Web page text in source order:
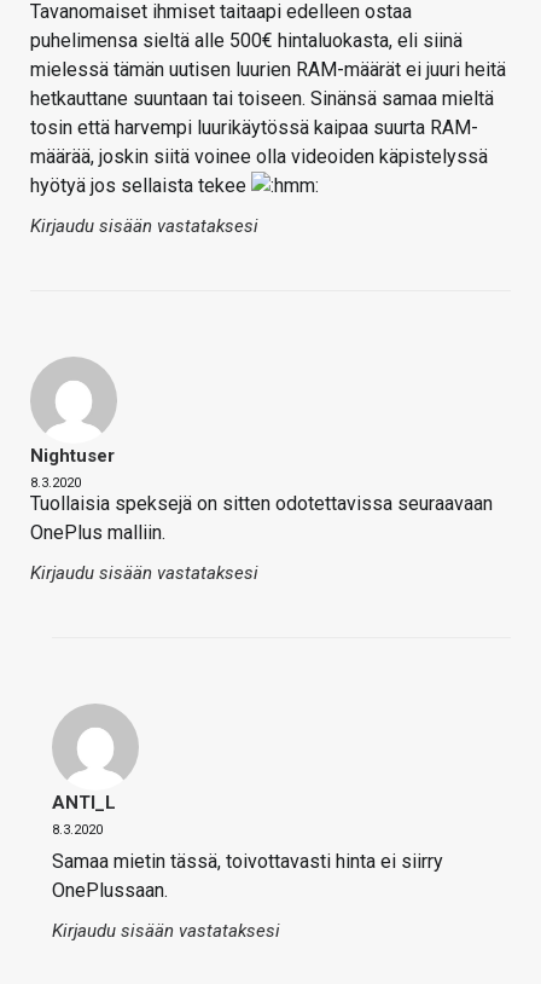
Tavanomaiset ihmiset taitaapi edelleen ostaa
puhelimensa sieltä alle 500€ hintaluokasta, eli siinä
mielessä tämän uutisen luurien RAM-määrät ei juuri heitä
hetkauttane suuntaan tai toiseen. Sinänsä samaa mieltä
tosin että harvempi luurikäytössä kaipaa suurta RAM-
määrää, joskin siitä voinee olla videoiden käpistelyssä
hyötyä jos sellaista tekee
Kirjaudu sisään vastataksesi
Nightuser
8.3.2020
Tuollaisia speksejä on sitten odotettavissa seuraavaan
OnePlus malliin.
Kirjaudu sisään vastataksesi
ANTI_L
8.3.2020
Samaa mietin tässä, toivottavasti hinta ei siirry
OnePlussaan.
Kirjaudu sisään vastataksesi